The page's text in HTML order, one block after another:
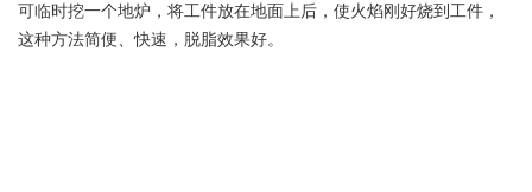
可临时挖一个地炉，将工件放在地面上后，使火焰刚好烧到工件，
这种方法简便、快速，脱脂效果好。